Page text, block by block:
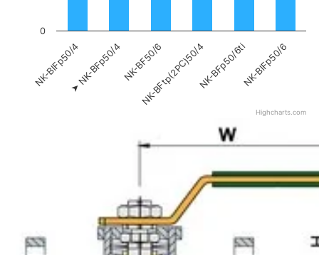
NK-BIFp50/6
NK-BFp50/6ti
NK-BFtp(2PC)50/4
NK-BF50/6
➤NK-BFp50/4
NK-BIFp50/4
0
Highcharts.com